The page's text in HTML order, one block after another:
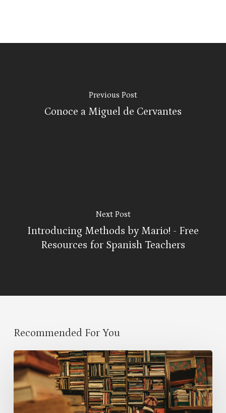
Previous Post
Conoce a Miguel de Cervantes
Next Post
Introducing Methods by Mario! - Free
Resources for Spanish Teachers
Recommended For You
Best
Books
to
Read